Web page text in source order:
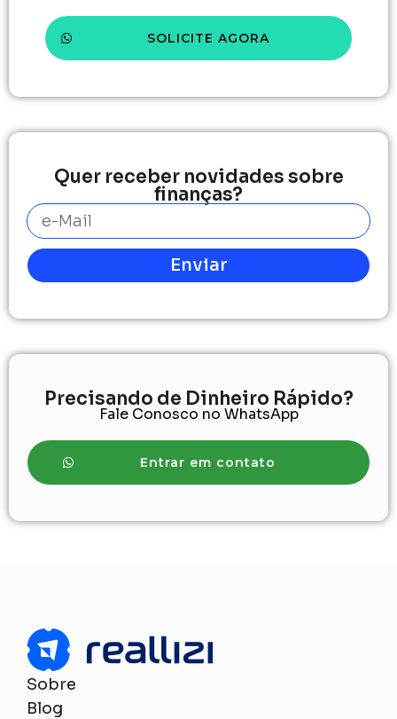
SOLICITE AGORA
Quer receber novidades sobre
finanças?
Enviar
Precisando de Dinheiro Rápido?
Fale Conosco no WhatsApp
Entrar em contato
Sobre
Blog